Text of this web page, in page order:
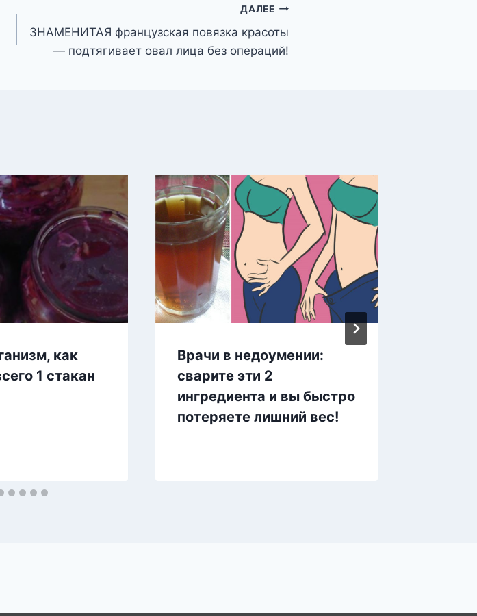
ДАЛЕЕ
ЗНАМЕНИТАЯ французская повязка красоты
— подтягивает овал лица без операций!
как
1 стакан
Врачи в недоумении:
сварите эти 2
ингредиента и вы быстро
потеряете лишний вес!